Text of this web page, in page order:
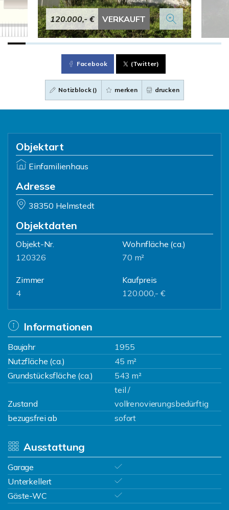
120.000,- € VERKAUFT
Facebook (Twitter)
Notizblock () merken drucken
Objektart
Einfamilienhaus
Adresse
38350 Helmstedt
Objektdaten
Objekt-Nr.
120326
Wohnfläche (ca.)
70 m²
Zimmer
4
Kaufpreis
120.000,- €
Informationen
Baujahr
1955
Nutzfläche (ca.)
45 m²
Grundstücksfläche (ca.)
543 m²
Zustand
teil /
vollrenovierungsbedürftig
bezugsfrei ab
sofort
Ausstattung
Garage
Unterkellert
Gäste-WC